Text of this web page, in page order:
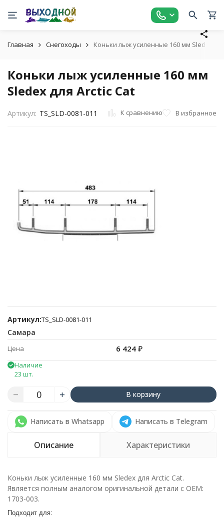
Главная Снегоходы Коньки лыж усиленные 160 мм Sledex
Коньки лыж усиленные 160 мм
Sledex для Arctic Cat
Артикул: TS_SLD-0081-011 К сравнению В избранное
Артикул:TS_SLD-0081-011
Самара
Цена 6 424 ₽
Наличие
23 шт.
В корзину
Написать в Whatsapp Написать в Telegram
Описание Характеристики
Коньки лыж усиленные 160 мм Sledex для Arctic Сat.
Является полным аналогом оригинальной детали с ОЕМ:
1703-003.
Подходит для: